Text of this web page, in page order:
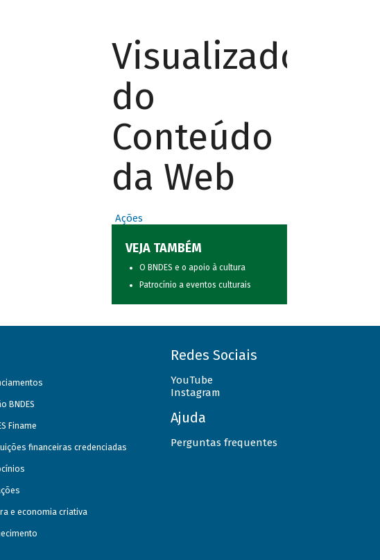
Visualizador
do
Conteúdo
da Web
Ações
VEJA TAMBÉM
O BNDES e o apoio à cultura
Patrocínio a eventos culturais
BNDES
Finame
financeiras credenciadas
e economia criativa
Redes Sociais
YouTube
Instagram
Ajuda
Perguntas frequentes